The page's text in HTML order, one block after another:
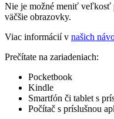
Nie je možné meniť veľkosť
väčšie obrazovky.
Viac informácií v našich
Prečítate na zariadeniach:
Pocketbook
Kindle
Smartfón či tablet s
Počítač s príslušnou